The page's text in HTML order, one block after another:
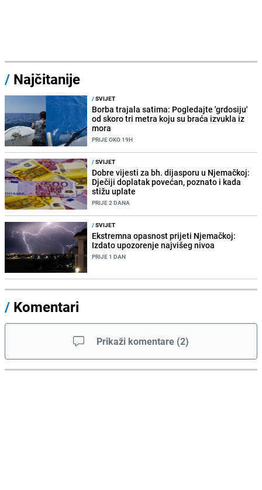
/ Najčitanije
/SVIJET
Borba trajala satima: Pogledajte 'grdosiju'
od skoro tri metra koju su braća izvukla iz
mora
PRIJE OKO 19H
/SVIJET
Dobre vijesti za bh. dijasporu u Njemačkoj:
Dječiji doplatak povećan, poznato i kada
stižu uplate
PRIJE 2 DANA
/SVIJET
Ekstremna opasnost prijeti Njemačkoj:
Izdato upozorenje najvišeg nivoa
PRIJE 1 DAN
/ Komentari
Prikaži komentare (2)